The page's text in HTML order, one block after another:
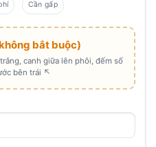
Cần gấp
bắt buộc)
canh giữa lên phôi, đếm số
bên trái ↖